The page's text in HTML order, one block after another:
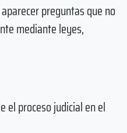
preguntas que no
mediante leyes,
el proceso judicial en el